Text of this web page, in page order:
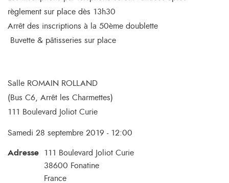
règlement sur place dès 13h30
Arrêt des inscriptions à la 50ème doublette
Buvette & pâtisseries sur place
Salle ROMAIN ROLLAND
(Bus C6, Arrêt les Charmettes)
111 Boulevard Joliot Curie
Samedi 28 septembre 2019 - 12:00
Adresse
111 Boulevard Joliot Curie
38600 Fonatine
France